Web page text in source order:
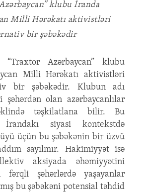
klubu İranda
Milli Hərəkatı aktivistləri
bir şəbəkədir
“Traxtor Azərbaycan” klubu
Milli Hərəkatı aktivistləri
bir şəbəkədir. Klubun adı
şəhərdən olan azərbaycanlılar
təşkilatlana bilir. Bu
İrandakı siyasi kontekstdə
üçün bu şəbəkənin bir üzvü
sayılmır. Hakimiyyət isə
aksiyada əhəmiyyətini
fərqli şəhərlərdə yaşayanlar
bu şəbəkəni potensial təhdid